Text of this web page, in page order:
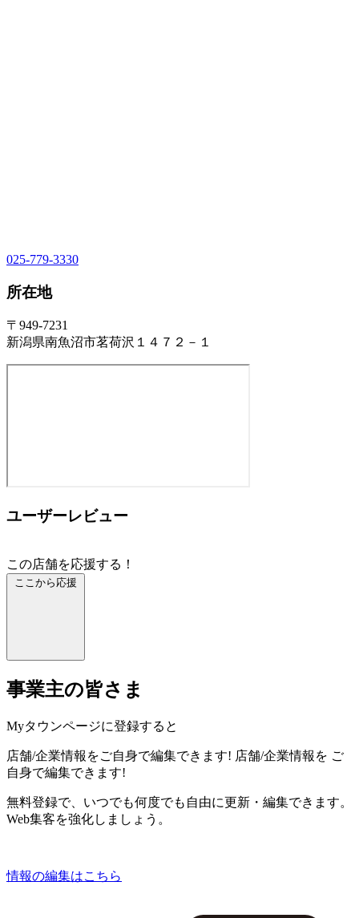
025-779-3330
所在地
〒949-7231
新潟県南魚沼市茗荷沢１４７２－１
ユーザーレビュー
この店舗を応援する！
ここから応援
事業主の皆さま
Myタウンページに登録すると
店舗/企業情報をご自身で編集できます! 店舗/企業情報を ご
自身で編集できます!
無料登録で、いつでも何度でも自由に更新・編集できます。
Web集客を強化しましょう。
情報の編集はこちら